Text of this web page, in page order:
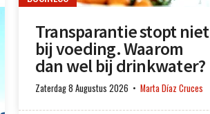
Transparantie stopt niet
bij voeding. Waarom
dan wel bij drinkwater?
Zaterdag 8 Augustus 2026 Marta Díaz Cruces